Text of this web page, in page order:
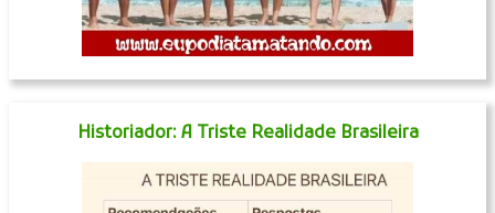
Historiador: A Triste Realidade Brasileira